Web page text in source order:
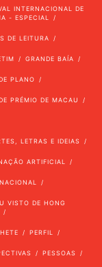
INTERNACIONAL DE
- ESPECIAL
DE LEITURA
GRANDE BAÍA
PLANO
PRÉMIO DE MACAU
LETRAS E IDEIAS
ARTIFICIAL
VISTO DE HONG
PERFIL
PESSOAS